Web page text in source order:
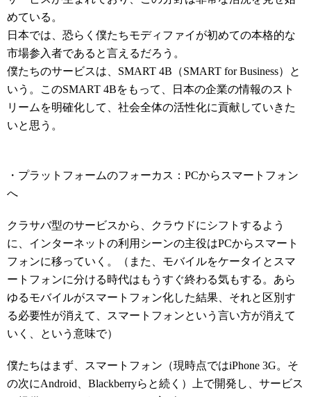
めている。
日本では、恐らく僕たちモディファイが初めての本格的な
市場参入者であると言えるだろう。
僕たちのサービスは、SMART 4B（SMART for Business）と
いう。このSMART 4Bをもって、日本の企業の情報のスト
リームを明確化して、社会全体の活性化に貢献していきた
いと思う。
・プラットフォームのフォーカス：PCからスマートフォン
へ
クラサバ型のサービスから、クラウドにシフトするよう
に、インターネットの利用シーンの主役はPCからスマート
フォンに移っていく。（また、モバイルをケータイとスマ
ートフォンに分ける時代はもうすぐ終わる気もする。あら
ゆるモバイルがスマートフォン化した結果、それと区別す
る必要性が消えて、スマートフォンという言い方が消えて
いく、という意味で）
僕たちはまず、スマートフォン（現時点ではiPhone 3G。そ
の次にAndroid、Blackberryらと続く）上で開発し、サービス